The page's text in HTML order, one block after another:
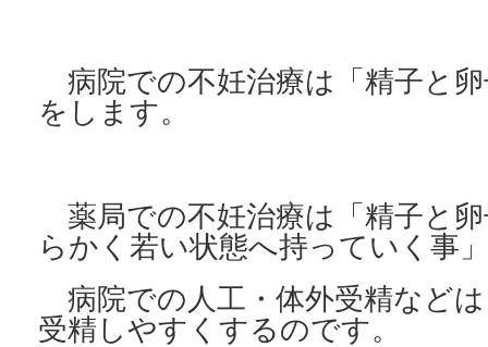
病院での不妊治療は「精子と
をします。
薬局での不妊治療は「精子と
らかく若い状態へ持っていく事
病院での人工・体外受精など
受精しやすくするのです。